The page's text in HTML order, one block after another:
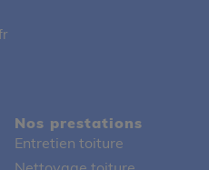
Nos prestations
Entretien toiture